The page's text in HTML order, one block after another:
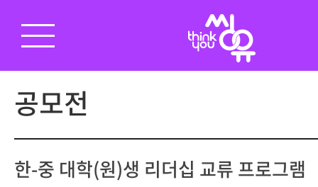
공모전
한-중 대학(원)생 리더십 교류 프로그램